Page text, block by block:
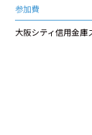
参加費
大阪シティ信用金庫